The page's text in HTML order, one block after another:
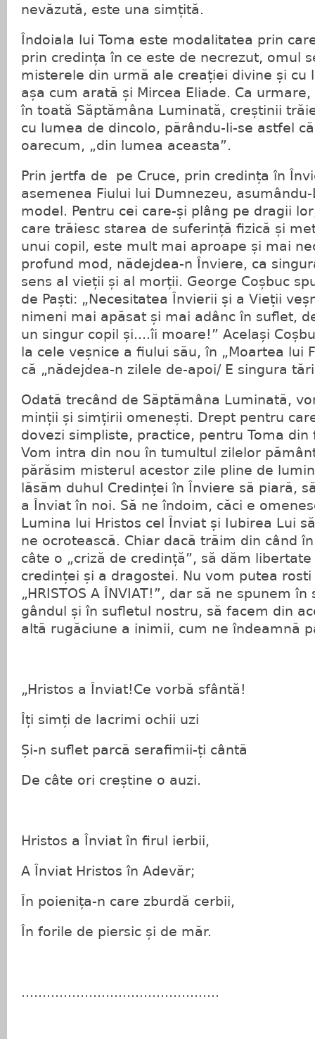
nevăzută, este una simțită.
Îndoiala lui Toma este modalitatea prin
prin credința în ce este de necrezut, omul
misterele din urmă ale creației divine și cu
așa cum arată și Mircea Eliade. Ca
în toată Săptămâna Luminată, creștinii
cu lumea de dincolo, părându-li-se astfel
oarecum, „din lumea aceasta”.
Prin jertfa de pe Cruce, prin credința în
asemenea Fiului lui Dumnezeu,
model. Pentru cei care-și plâng pe dragii
care trăiesc starea de suferință fizică și
unui copil, este mult mai aproape și mai
profund mod, nădejdea-n Înviere, ca
sens al vieții și al morții. George Coșbuc
de Paști: „Necesitatea Învierii și a Vieții
nimeni mai apăsat și mai adânc în suflet,
un singur copil și....îi moare!” Același
la cele veșnice a fiului său, în „Moartea lui
că „nădejdea-n zilele de-apoi/ E singura
Odată trecând de Săptămâna Luminată,
minții și simțirii omenești. Drept pentru
dovezi simpliste, practice, pentru Toma
Vom intra din nou în tumultul zilelor
părăsim misterul acestor zile pline de
lăsăm duhul Credinței în Înviere să piară,
a Înviat în noi. Să ne îndoim, căci e
Lumina lui Hristos cel Înviat și Iubirea Lui
ne ocrotească. Chiar dacă trăim din când
câte o „criză de credință”, să dăm
credinței și a dragostei. Nu vom putea
„HRISTOS A ÎNVIAT!”, dar să ne spunem
gândul și în sufletul nostru, să facem din
altă rugăciune a inimii, cum ne îndeamnă
„Hristos a Înviat!Ce vorbă sfântă!
Îți simți de lacrimi ochii uzi
Și-n suflet parcă serafimii-ți cântă
De câte ori creștine o auzi.
Hristos a Înviat în firul ierbii,
A Înviat Hristos în Adevăr;
În poienița-n care zburdă cerbii,
În forile de piersic și de măr.
...............................................